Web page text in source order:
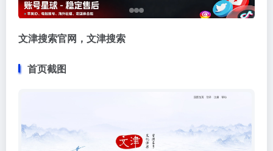
文津搜索官网，文津搜索
首页截图